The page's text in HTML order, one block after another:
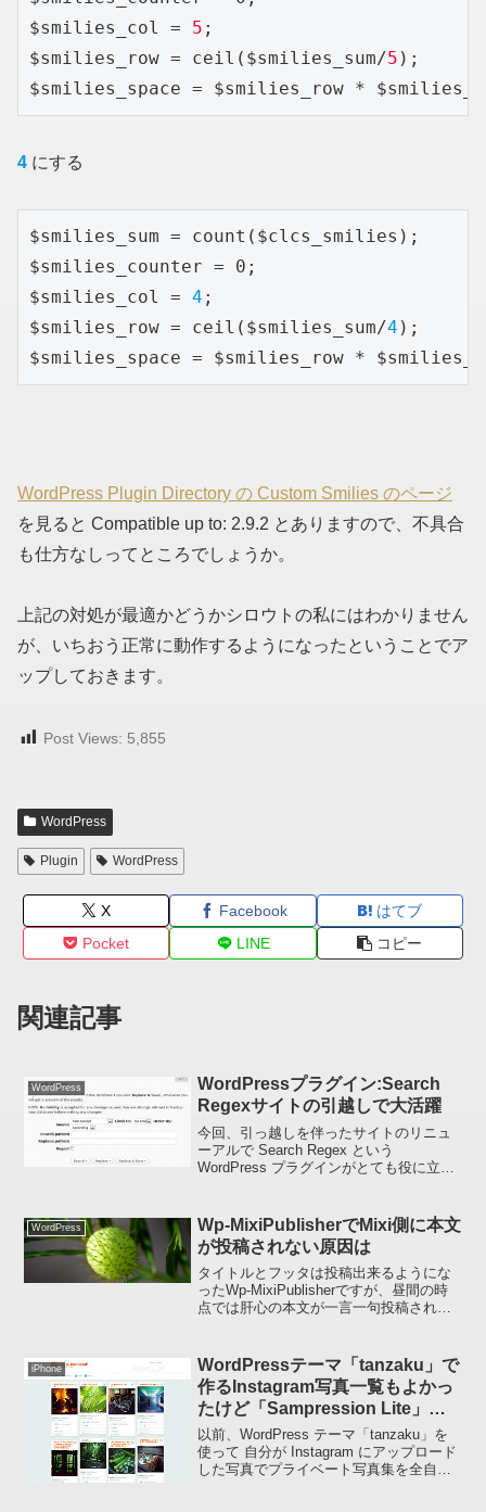
$smilies_col = 5 ;
$smilies_row = ceil($smilies_sum/5 );
$smilies_space = $smilies_row *
4 にする
$smilies_sum = count($clcs_smilies);
$smilies_counter = 0;
$smilies_col = 4 ;
$smilies_row = ceil($smilies_sum/4 );
$smilies_space = $smilies_row *
WordPress Plugin Directory の Custom Smilies のページ
を見ると Compatible up to: 2.9.2 とありますので、不具合
も仕方なしってところでしょうか。
上記の対処が最適かどうかシロウトの私にはわかりません
が、いちおう正常に動作するようになったということでア
ップしておきます。
Post Views: 5,855
WordPress
Plugin WordPress
X Facebook
はてブ
Pocket
LINE コピー
関連記事
WordPress
WordPressプラグイン:Search
Regexサイトの引越しで大活躍
今回、引っ越しを伴ったサイトのリニュ
ーアルで Search Regex という
WordPress プラグインがとても役に立っ
Search ...
WordPress
Wp-MixiPublisherでMixi側に本文
が投稿されない原因は
タイトルとフッタは投稿出来るようにな
ったWp-MixiPublisherですが、昼間の時
点では肝心の本文が一言一句投稿されな
めのプラグイン（いわゆる「続きを読
む」という...
iPhone
WordPressテーマ「tanzaku」で
作るInstagram写真一覧もよかっ
たけど「Sampression Lite」と
いうテーマもなかなかイイよ
以前、WordPress テーマ「tanzaku」を
使って 自分が Instagram にアップロード
した写真でプライベート写真集を全自動